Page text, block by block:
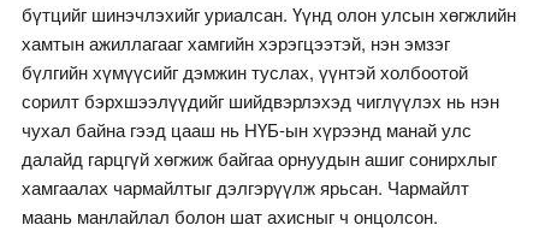
бүтцийг шинэчлэхийг уриалсан. Үүнд олон улсын хөгжлийн
хамтын ажиллагааг хамгийн хэрэгцээтэй, нэн эмзэг
бүлгийн хүмүүсийг дэмжин туслах, үүнтэй холбоотой
сорилт бэрхшээлүүдийг шийдвэрлэхэд чиглүүлэх нь нэн
чухал байна гээд цааш нь НҮБ-ын хүрээнд манай улс
далайд гарцгүй хөгжиж байгаа орнуудын ашиг сонирхлыг
хамгаалах чармайлтыг дэлгэрүүлж ярьсан. Чармайлт
маань манлайлал болон шат ахисныг ч онцолсон.